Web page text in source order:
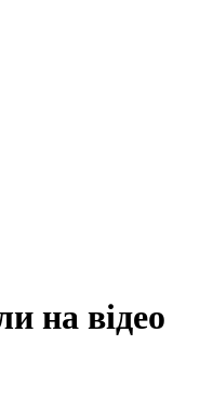
на відео